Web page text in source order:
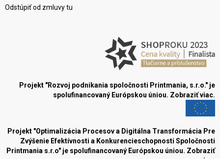
Odstúpiť od zmluvy tu
Projekt "Rozvoj podnikania spoločnosti Printmania, s.r.o." je
spolufinancovaný Európskou úniou. Zobraziť viac.
Projekt "Optimalizácia Procesov a Digitálna Transformácia Pre
Zvýšenie Efektívnosti a Konkurencieschopnosti Spoločnosti
Printmania s.r.o" je spolufinancovaný Európskou úniou. Zobraziť